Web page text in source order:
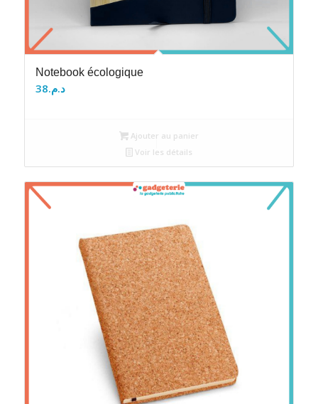
Notebook écologique
د.م.38
Ajouter au panier
Voir les détails